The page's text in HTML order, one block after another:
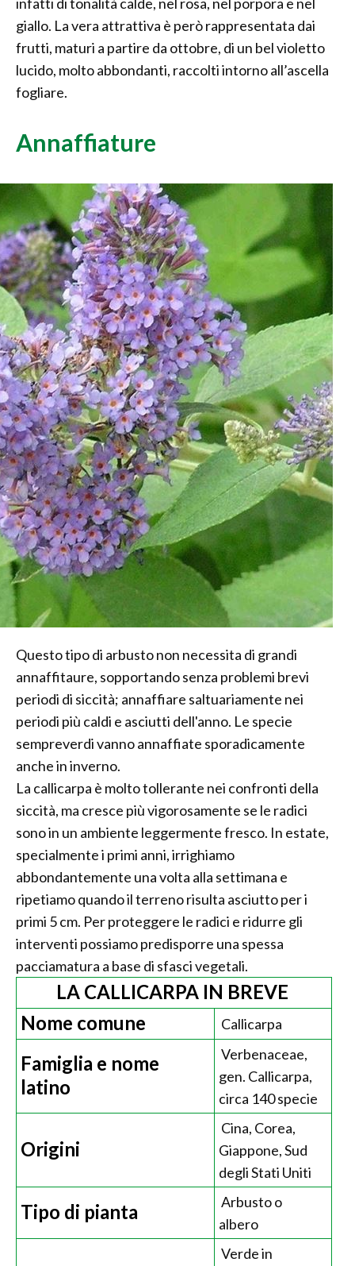
giallo. La vera attrattiva è però rappresentata dai
frutti, maturi a partire da ottobre, di un bel violetto
lucido, molto abbondanti, raccolti intorno all’ascella
fogliare.
Annaffiature
Questo tipo di arbusto non necessita di grandi
annaffitaure, sopportando senza problemi brevi
periodi di siccità; annaffiare saltuariamente nei
periodi più caldi e asciutti dell'anno. Le specie
sempreverdi vanno annaffiate sporadicamente
anche in inverno.
La callicarpa è molto tollerante nei confronti della
siccità, ma cresce più vigorosamente se le radici
sono in un ambiente leggermente fresco. In estate,
specialmente i primi anni, irrighiamo
abbondantemente una volta alla settimana e
ripetiamo quando il terreno risulta asciutto per i
primi 5 cm. Per proteggere le radici e ridurre gli
interventi possiamo predisporre una spessa
pacciamatura a base di sfasci vegetali.
LA CALLICARPA IN BREVE
Nome comune
Callicarpa
Famiglia e nome
latino
Verbenaceae,
gen. Callicarpa,
circa 140 specie
Origini
Cina, Corea,
Giappone, Sud
degli Stati Uniti
Tipo di pianta
Arbusto o
albero
Verde in